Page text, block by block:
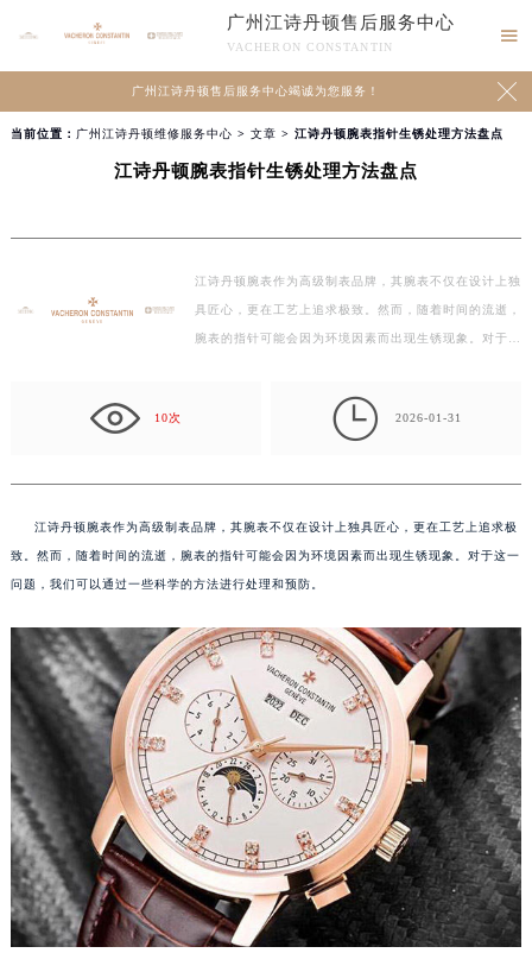
广州江诗丹顿售后服务中心
VACHERON CONSTANTIN

广州江诗丹顿售后服务中心竭诚为您服务！ 
当前位置： 广州江诗丹顿维修服务中心 > 文章 > 江诗丹顿腕表指针生锈处理方法盘点
江诗丹顿腕表指针生锈处理方法盘点
江诗丹顿腕表作为高级制表品牌，其腕表不仅在设计上独
具匠心，更在工艺上追求极致。然而，随着时间的流逝，
腕表的指针可能会因为环境因素而出现生锈现象。对于
10次  2026-01-31
江诗丹顿腕表作为高级制表品牌，其腕表不仅在设计上独具匠心，更在工艺上追求极
致。然而，随着时间的流逝，腕表的指针可能会因为环境因素而出现生锈现象。对于这一
问题，我们可以通过一些科学的方法进行处理和预防。